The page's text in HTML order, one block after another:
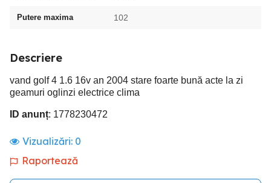
Putere maxima 102
Descriere
vand golf 4 1.6 16v an 2004 stare foarte bună acte la zi
geamuri oglinzi electrice clima
ID anunț: 1778230472
Vizualizări: 0
Raportează